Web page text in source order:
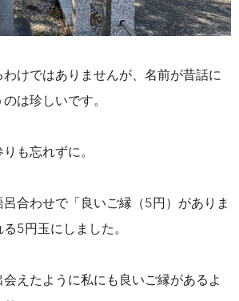
けではありませんが、名前が昔話に
は珍しいです。
も忘れずに。
合わせで「良いご縁（5円）がありま
5円玉にしました。
えたように私にも良いご縁があるよ